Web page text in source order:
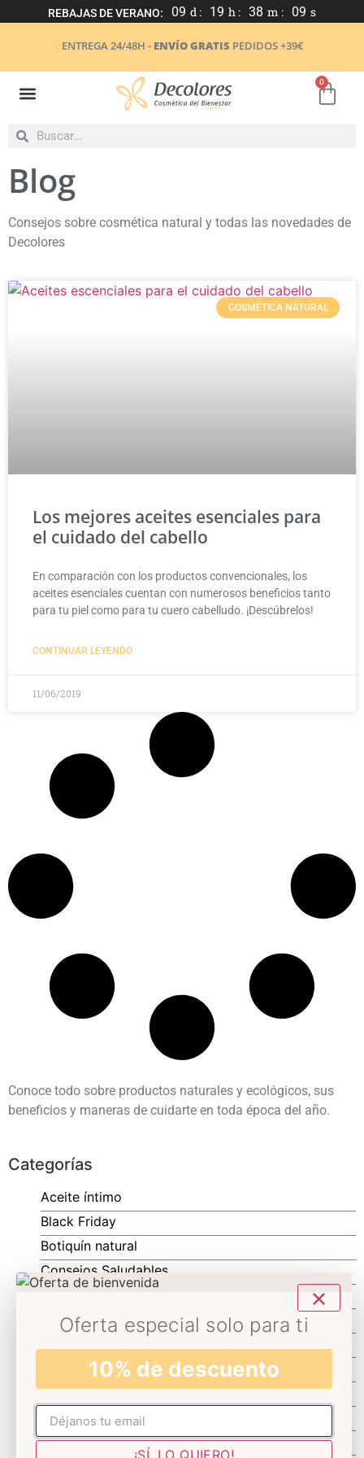
REBAJAS DE VERANO: 09 d : 19 h : 38 m : 09 s
ENTREGA 24/48H - ENVÍO GRATIS PEDIDOS +39€
0
Blog
Consejos sobre cosmética natural y todas las novedades de
Decolores
COSMÉTICA NATURAL
Los mejores aceites esenciales para
el cuidado del cabello
En comparación con los productos convencionales, los
aceites esenciales cuentan con numerosos beneficios tanto
para tu piel como para tu cuero cabelludo. ¡Descúbrelos!
CONTINUAR LEYENDO
11/06/2019
Conoce todo sobre productos naturales y ecológicos, sus
beneficios y maneras de cuidarte en toda época del año.
Categorías
Aceite íntimo
Black Friday
Botiquín natural
Consejos Saludables
Cosmética Sostenible
Cuidado del cabello
Navidad
Novedades
Promociones Decolores
Oferta especial solo para ti
10% de descuento
No rellenar
¡SÍ, LO QUIERO!